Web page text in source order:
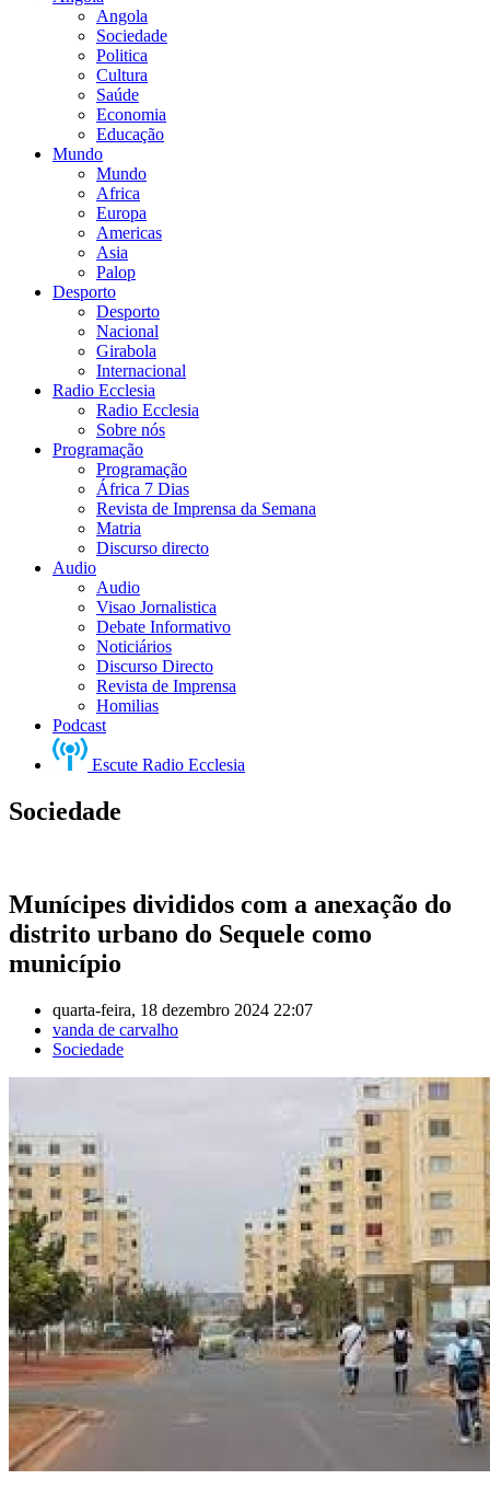
Angola
Sociedade
Politica
Cultura
Saúde
Economia
Educação
Mundo
Mundo
Africa
Europa
Americas
Asia
Palop
Desporto
Desporto
Nacional
Girabola
Internacional
Radio Ecclesia
Radio Ecclesia
Sobre nós
Programação
Programação
África 7 Dias
Revista de Imprensa da Semana
Matria
Discurso directo
Audio
Audio
Visao Jornalistica
Debate Informativo
Noticiários
Discurso Directo
Revista de Imprensa
Homilias
Podcast
Escute Radio Ecclesia
Sociedade
Munícipes divididos com a anexação do
distrito urbano do Sequele como
município
quarta-feira, 18 dezembro 2024 22:07
vanda de carvalho
Sociedade